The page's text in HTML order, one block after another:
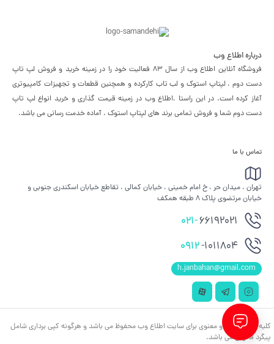
درباره اطلاع وب
فروشگاه آنلاین اطلاع وب از سال 83 فعالیت خود را در زمینه خرید و فروش لپ تاپ
دست دوم ، لپتاپ استوک و لب تاب کارکرده و همچنین قطعات و تجهیزات کامپیوتری
آغاز کرده است. در این راستا ،‌اطلاع وب در زمینه قیمت گذاری و خرید انواع لپ تاپ
دست دوم شما و فروش تمامی برند های لپتاپ استوک ، آماده خدمت رسانی می باشد.
تماس با ما
تهران ، میدان حر ، خ امام خمینی ، خیابان کمالی ، تقاطع خیابان اسکندری جنوبی و
خیابان مرتضوی پلاک 8 طبقه همکف
021-66192021
0912-1011804
h.janbahan@gmail.com
کلیه حقوق مادی و معنوی برای سایت اطلاع وب محفوظ می باشد و هرگونه کپی برداری شامل
پیگرد قانونی می باشد.